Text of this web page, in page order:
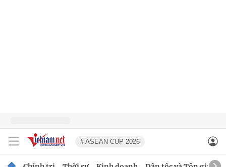
# ASEAN CUP 2026